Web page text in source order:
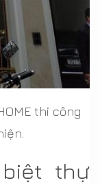
thi công
thự